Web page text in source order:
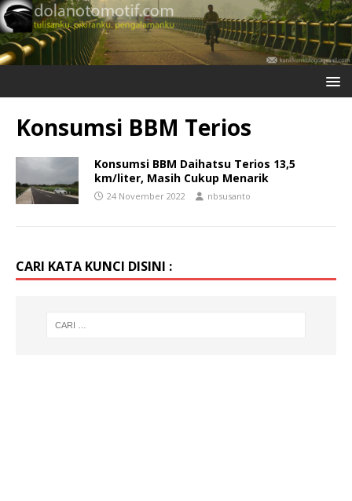
Konsumsi BBM Terios
Konsumsi BBM Daihatsu Terios 13,5
km/liter, Masih Cukup Menarik
24 November 2022 nbsusanto
CARI KATA KUNCI DISINI :